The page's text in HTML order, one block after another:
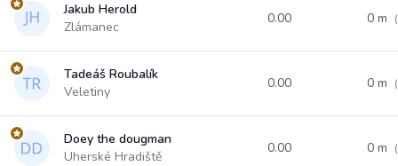
Jakub Herold
Zlámanec
0.00 0 m
Tadeáš Roubalík
Veletiny
0.00 0 m
Doey the dougman
Uherské Hradiště
0.00 0 m